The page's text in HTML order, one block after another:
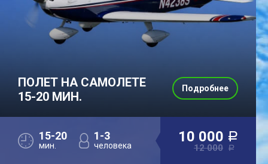
ПОЛЕТ НА САМОЛЕТЕ
15-20 МИН.
15-20
мин.
1-3
человека
10 000 a
12 000 a
Подробнее